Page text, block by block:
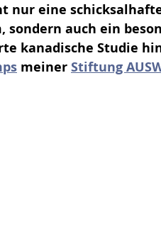
nur eine
sondern auch ein
kanadische Studie
meiner Stiftung